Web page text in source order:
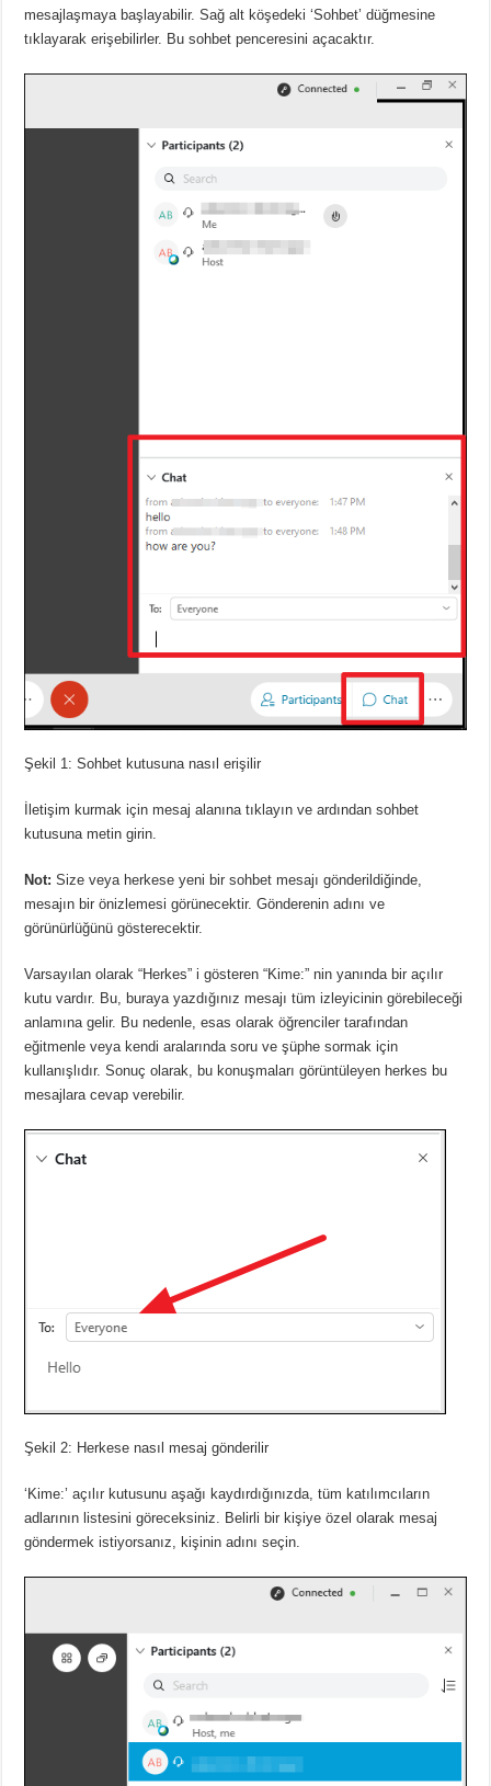
mesajlaşmaya başlayabilir.Sağ alt köşedeki ‘Sohbet’ düğmesine
tıklayarak erişebilirler. Bu sohbet penceresini açacaktır.
Şekil 1: Sohbet kutusuna nasıl erişilir
İletişim kurmak için mesaj alanına tıklayın ve ardından sohbet
kutusuna metin girin.
Not: Size veya herkese yeni bir sohbet mesajı gönderildiğinde,
mesajın bir önizlemesi görünecektir.Gönderenin adını ve
görünürlüğünü gösterecektir.
Varsayılan olarak “Herkes” i gösteren “Kime:” nin yanında bir açılır
kutu vardır. Bu, buraya yazdığınız mesajı tüm izleyicinin görebileceği
anlamına gelir. Bu nedenle, esas olarak öğrenciler tarafından
eğitmenle veya kendi aralarında soru ve şüphe sormak için
kullanışlıdır.Sonuç olarak, bu konuşmaları görüntüleyen herkes bu
mesajlara cevap verebilir.
Şekil 2: Herkese nasıl mesaj gönderilir
‘Kime:’ açılır kutusunu aşağı kaydırdığınızda, tüm katılımcıların
adlarının listesini göreceksiniz.
Belirli bir kişiye özel olarak mesaj
göndermek istiyorsanız, kişinin adını seçin.